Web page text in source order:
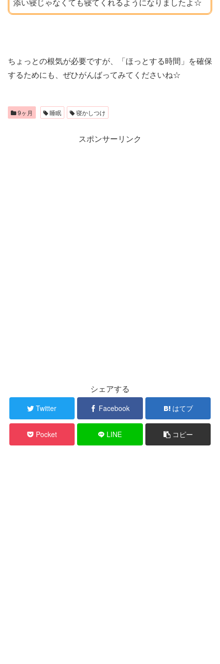
ちょっとの根気が必要ですが、「ほっとする時間」を確保
するためにも、ぜひがんばってみてくださいね☆
9ヶ月 睡眠 寝かしつけ
スポンサーリンク
シェアする
Twitter Facebook はてブ
Pocket LINE コピー